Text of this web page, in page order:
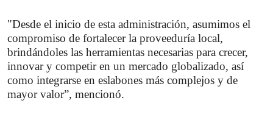
"Desde el inicio de esta administración, asumimos el
compromiso de fortalecer la proveeduría local,
brindándoles las herramientas necesarias para crecer,
innovar y competir en un mercado globalizado, así
como integrarse en eslabones más complejos y de
mayor valor”, mencionó.